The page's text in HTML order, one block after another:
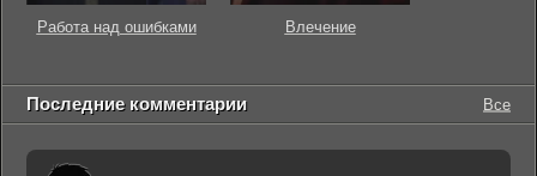
Работа над ошибками Влечение
Последние комментарии Все